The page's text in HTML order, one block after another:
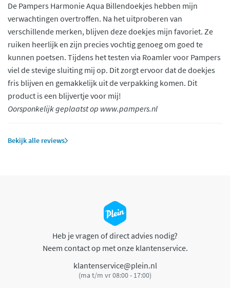
De Pampers Harmonie Aqua Billendoekjes hebben mijn
verwachtingen overtroffen. Na het uitproberen van
verschillende merken, blijven deze doekjes mijn favoriet. Ze
ruiken heerlijk en zijn precies vochtig genoeg om goed te
kunnen poetsen. Tijdens het testen via Roamler voor Pampers
viel de stevige sluiting mij op. Dit zorgt ervoor dat de doekjes
fris blijven en gemakkelijk uit de verpakking komen. Dit
product is een blijvertje voor mij!
Oorsponkelijk geplaatst op www.pampers.nl
Bekijk alle reviews
Heb je vragen of direct advies nodig?
Neem contact op met onze klantenservice.
klantenservice@plein.nl
(ma t/m vr 08:00 - 17:00)